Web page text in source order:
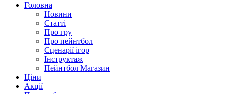
Головна
Новини
Статті
Про гру
Про пейнтбол
Сценарії ігор
Інструктаж
Пейнтбол Магазин
Ціни
Акції